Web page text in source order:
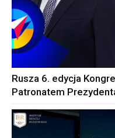
Rusza 6. edycja
Patronatem